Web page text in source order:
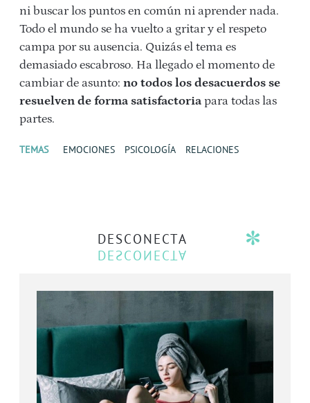
ni buscar los puntos en común ni aprender nada.
Todo el mundo se ha vuelto a gritar y el respeto
campa por su ausencia. Quizás el tema es
demasiado escabroso. Ha llegado el momento de
cambiar de asunto: no todos los desacuerdos se
resuelven de forma satisfactoria para todas las
partes.
TEMAS EMOCIONES PSICOLOGÍA RELACIONES
DESCONECTA